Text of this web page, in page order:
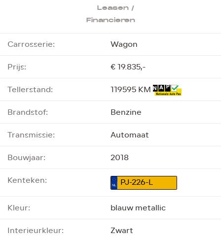
Leasen /
Financieren
Carrosserie:
Wagon
Prijs:
€ 19.835,-
Tellerstand:
119595 KM
Brandstof:
Benzine
Transmissie:
Automaat
Bouwjaar:
2018
Kenteken:
PJ-226-L
Kleur:
blauw metallic
Interieurkleur:
Zwart